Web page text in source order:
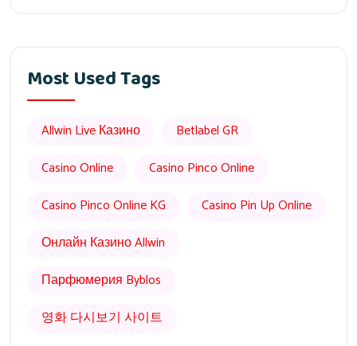
Most Used Tags
Allwin Live Казино
Betlabel GR
Casino Online
Casino Pinco Online
Casino Pinco Online KG
Casino Pin Up Online
Онлайн Казино Allwin
Парфюмерия Byblos
영화 다시보기 사이트